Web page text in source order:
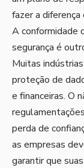
fazer a
A conformidade
segurança é
Muitas
proteção de
e financeiras. O
perda de
as empresas
garantir que